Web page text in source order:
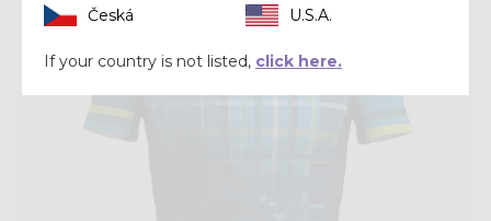
Česká
U.S.A.
If your country is not listed, click here.